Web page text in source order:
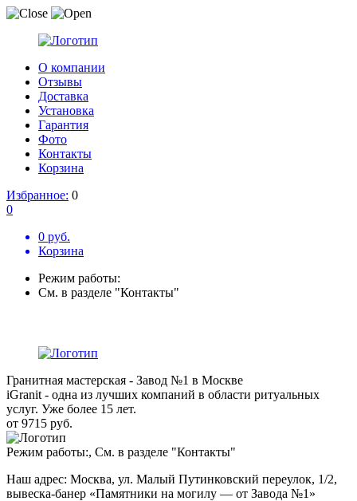
О компании
Отзывы
Доставка
Установка
Гарантия
Фото
Контакты
Корзина
Избранное: 0
0
0 руб.
Корзина
Режим работы:
См. в разделе "Контакты"
Гранитная мастерская - Завод №1 в Москве
iGranit - одна из лучших компаний в области ритуальных
услуг. Уже более 15 лет.
от 9715 руб.
Режим работы:, См. в разделе "Контакты"
Наш адрес: Москва, ул. Малый Путинковский переулок, 1/2,
вывеска-банер «Памятники на могилу — от Завода №1»